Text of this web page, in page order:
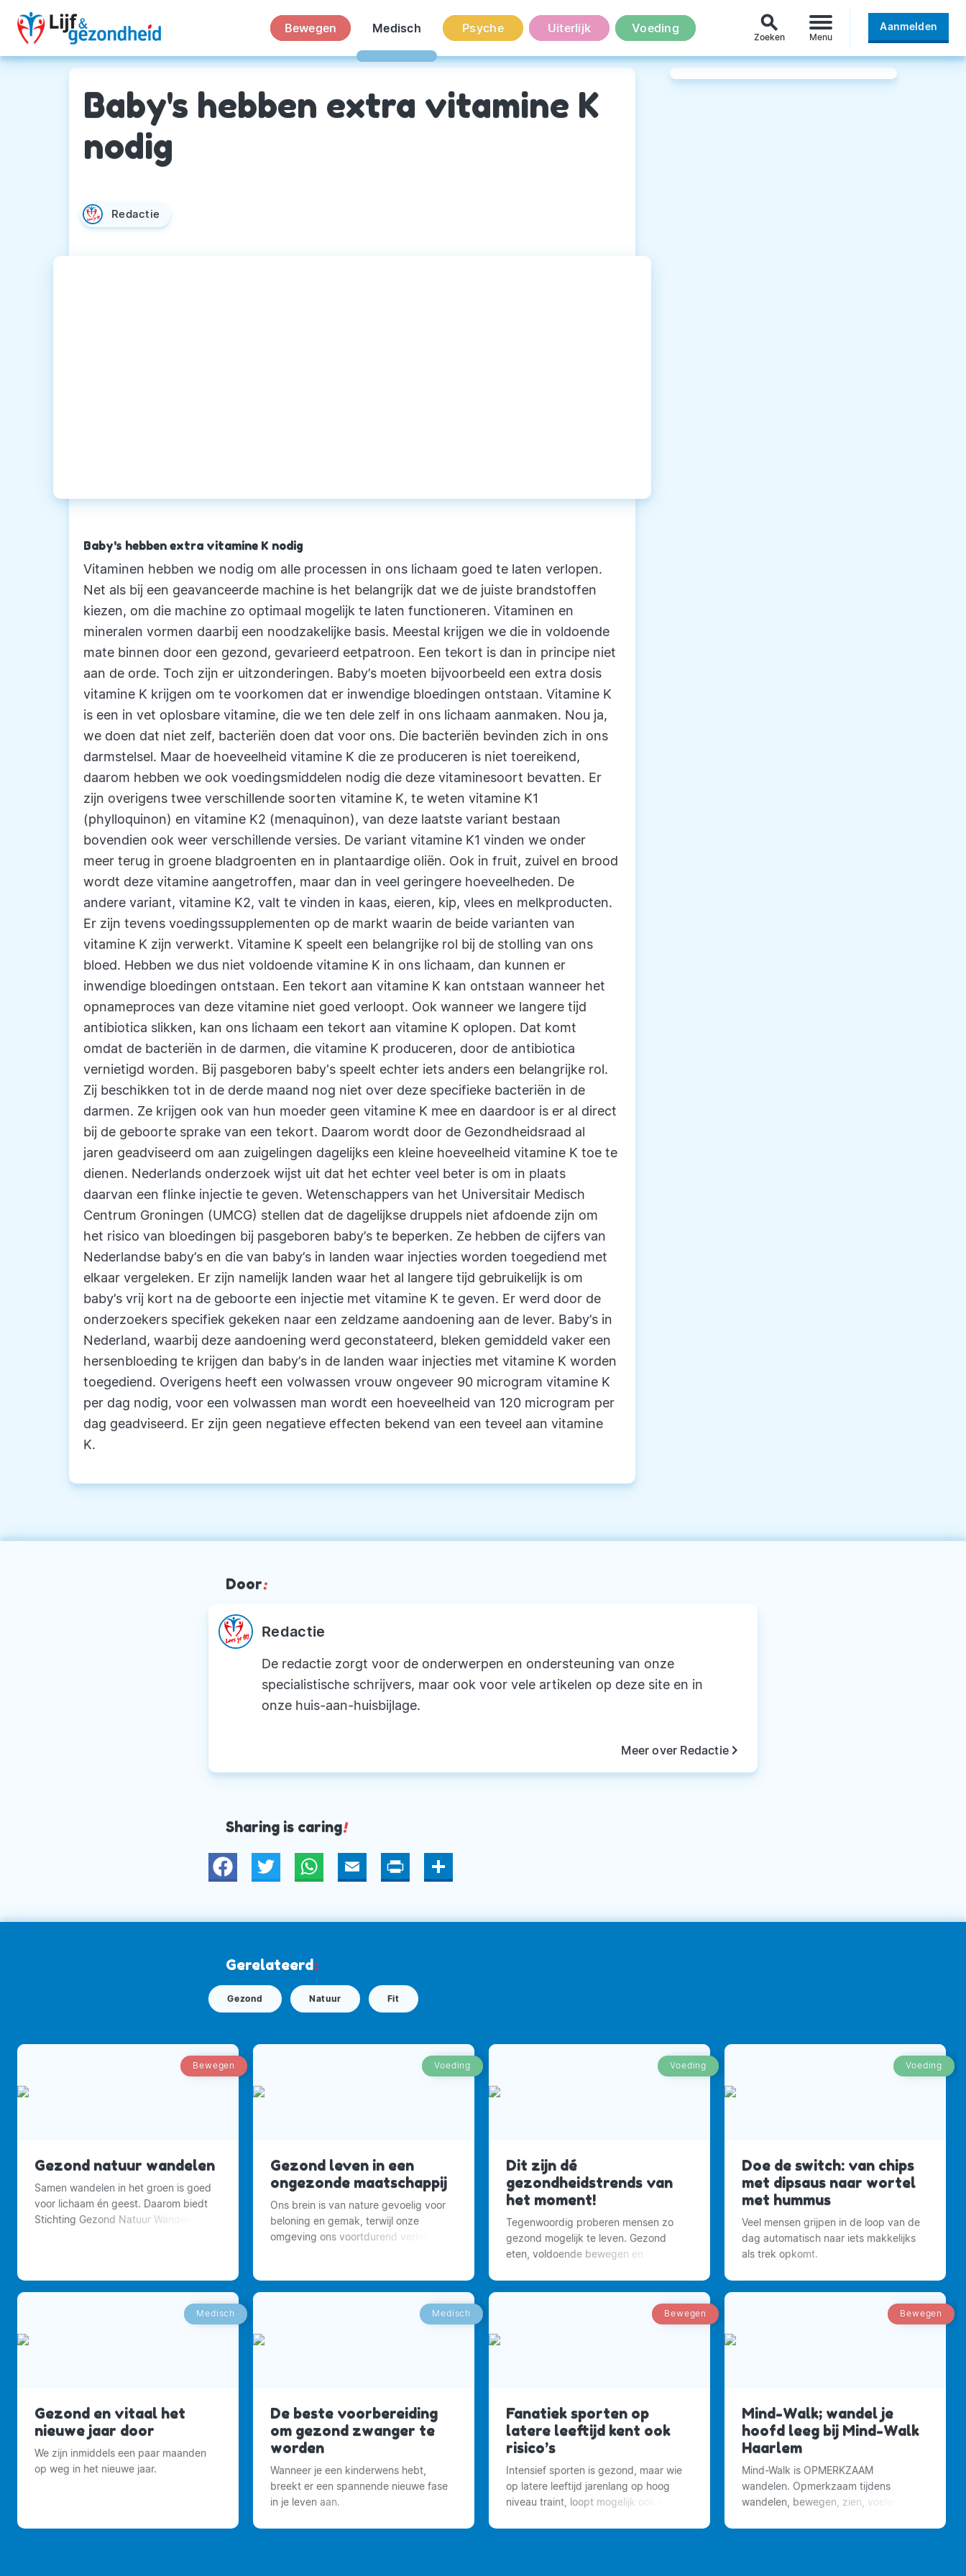
Bewegen Medisch Psyche Uiterlijk Voeding search
Zoeken Menu
Aanmelden
Baby's hebben extra vitamine K
nodig
Redactie
Baby's hebben extra vitamine K nodig
Vitaminen hebben we nodig om alle processen in ons lichaam goed te laten verlopen.
Net als bij een geavanceerde machine is het belangrijk dat we de juiste brandstoffen
kiezen, om die machine zo optimaal mogelijk te laten functioneren. Vitaminen en
mineralen vormen daarbij een noodzakelijke basis. Meestal krijgen we die in voldoende
mate binnen door een gezond, gevarieerd eetpatroon. Een tekort is dan in principe niet
aan de orde. Toch zijn er uitzonderingen. Baby’s moeten bijvoorbeeld een extra dosis
vitamine K krijgen om te voorkomen dat er inwendige bloedingen ontstaan. Vitamine K
is een in vet oplosbare vitamine, die we ten dele zelf in ons lichaam aanmaken. Nou ja,
we doen dat niet zelf, bacteriën doen dat voor ons. Die bacteriën bevinden zich in ons
darmstelsel. Maar de hoeveelheid vitamine K die ze produceren is niet toereikend,
daarom hebben we ook voedingsmiddelen nodig die deze vitaminesoort bevatten. Er
zijn overigens twee verschillende soorten vitamine K, te weten vitamine K1
(phylloquinon) en vitamine K2 (menaquinon), van deze laatste variant bestaan
bovendien ook weer verschillende versies. De variant vitamine K1 vinden we onder
meer terug in groene bladgroenten en in plantaardige oliën. Ook in fruit, zuivel en brood
wordt deze vitamine aangetroffen, maar dan in veel geringere hoeveelheden. De
andere variant, vitamine K2, valt te vinden in kaas, eieren, kip, vlees en melkproducten.
Er zijn tevens voedingssupplementen op de markt waarin de beide varianten van
vitamine K zijn verwerkt. Vitamine K speelt een belangrijke rol bij de stolling van ons
bloed. Hebben we dus niet voldoende vitamine K in ons lichaam, dan kunnen er
inwendige bloedingen ontstaan. Een tekort aan vitamine K kan ontstaan wanneer het
opnameproces van deze vitamine niet goed verloopt. Ook wanneer we langere tijd
antibiotica slikken, kan ons lichaam een tekort aan vitamine K oplopen. Dat komt
omdat de bacteriën in de darmen, die vitamine K produceren, door de antibiotica
vernietigd worden. Bij pasgeboren baby's speelt echter iets anders een belangrijke rol.
Zij beschikken tot in de derde maand nog niet over deze specifieke bacteriën in de
darmen. Ze krijgen ook van hun moeder geen vitamine K mee en daardoor is er al direct
bij de geboorte sprake van een tekort. Daarom wordt door de Gezondheidsraad al
jaren geadviseerd om aan zuigelingen dagelijks een kleine hoeveelheid vitamine K toe te
dienen. Nederlands onderzoek wijst uit dat het echter veel beter is om in plaats
daarvan een flinke injectie te geven. Wetenschappers van het Universitair Medisch
Centrum Groningen (UMCG) stellen dat de dagelijkse druppels niet afdoende zijn om
het risico van bloedingen bij pasgeboren baby’s te beperken. Ze hebben de cijfers van
Nederlandse baby’s en die van baby’s in landen waar injecties worden toegediend met
elkaar vergeleken. Er zijn namelijk landen waar het al langere tijd gebruikelijk is om
baby’s vrij kort na de geboorte een injectie met vitamine K te geven. Er werd door de
onderzoekers specifiek gekeken naar een zeldzame aandoening aan de lever. Baby’s in
Nederland, waarbij deze aandoening werd geconstateerd, bleken gemiddeld vaker een
hersenbloeding te krijgen dan baby’s in de landen waar injecties met vitamine K worden
toegediend. Overigens heeft een volwassen vrouw ongeveer 90 microgram vitamine K
per dag nodig, voor een volwassen man wordt een hoeveelheid van 120 microgram per
dag geadviseerd. Er zijn geen negatieve effecten bekend van een teveel aan vitamine
K.
Door:
Redactie
De redactie zorgt voor de onderwerpen en ondersteuning van onze
specialistische schrijvers, maar ook voor vele artikelen op deze site en in
onze huis-aan-huisbijlage.
Meer over Redactiekeyboard_arrow_right
Sharing is caring!
Twitter WhatsAppEmail Print Deel
Gerelateerd:
Gezond Natuur Fit
Bewegen
Gezond natuur wandelen
Samen wandelen in het groen is goed
voor lichaam én geest. Daarom biedt
Stichting Gezond Natuur Wandelen
Voeding
Gezond leven in een
ongezonde maatschappij
Ons brein is van nature gevoelig voor
beloning en gemak, terwijl onze
omgeving ons voortdurend verleidt
Voeding
Dit zijn dé
gezondheidstrends van
het moment!
Tegenwoordig proberen mensen zo
gezond mogelijk te leven. Gezond
eten, voldoende bewegen en
Voeding
Doe de switch: van chips
met dipsaus naar wortel
met hummus
Veel mensen grijpen in de loop van de
dag automatisch naar iets makkelijks
als trek opkomt.
Medisch
Gezond en vitaal het
nieuwe jaar door
We zijn inmiddels een paar maanden
op weg in het nieuwe jaar.
Medisch
De beste voorbereiding
om gezond zwanger te
worden
Wanneer je een kinderwens hebt,
breekt er een spannende nieuwe fase
in je leven aan.
Bewegen
Fanatiek sporten op
latere leeftijd kent ook
risico’s
Intensief sporten is gezond, maar wie
op latere leeftijd jarenlang op hoog
niveau traint, loopt mogelijk ook extra
Bewegen
Mind-Walk; wandel je
hoofd leeg bij Mind-Walk
Haarlem
Mind-Walk is OPMERKZAAM
wandelen. Opmerkzaam tijdens
wandelen, bewegen, zien, voelen,